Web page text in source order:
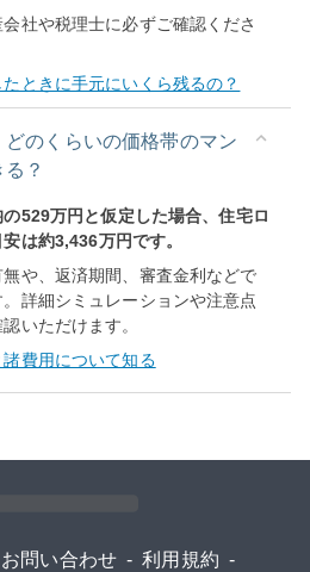
社や税理士に必ずご確認くださ
ときに手元にいくら残るの？
どのくらいの価格帯のマン
？
529万円と仮定した場合、住宅ロ
は約3,436万円です。
や、返済期間、審査金利などで
詳細シミュレーションや注意点
いただけます。
費用について知る
お問い合わせ - 利用規約 -